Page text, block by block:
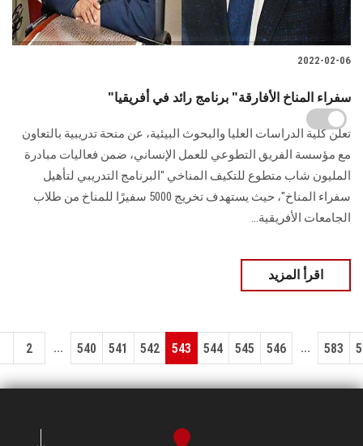
2022-02-06
"سفراء المناخ الأفارقة" برنامج رائد في أفريقيا
تعلن كلية الدراسات العليا والبحوث البيئية، عن منحة تدريبية بالتعاون
مع مؤسسة الفريق التطوعي للعمل الإنساني، ضمن فعاليات مبادرة
المليون شاب متطوع للتكيف المناخي "البرنامج التدريبي لتأهيل
سفراء المناخ"، حيث يستهدف تخريج 5000 سفيرًا للمناخ من طلاب
الجامعات الأفريقية...
اقرأ المزيد
2 ... 540 541 542 543 544 545 546 ... 583